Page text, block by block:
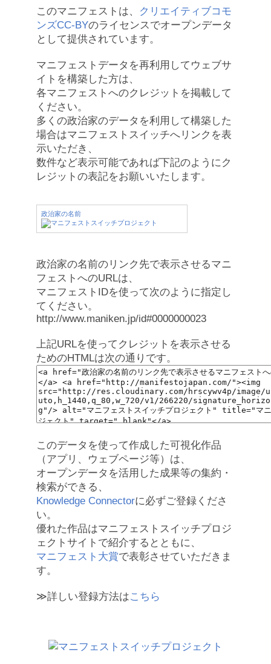
このマニフェストは、
クリエイティブコモ
ンズCC-BYのライセンスでオープンデータ
として提供されています。
マニフェストデータを再利用してウェブサ
イトを構築した方は、
各マニフェストへのクレジットを掲載して
ください。
多くの政治家のデータを利用して構築した
場合はマニフェストスイッチへリンクを表
示いただき、
数件など表示可能であれば下記のようにク
レジットの表記をお願いいたします。
政治家の名前
政治家の名前のリンク先で表示させるマニ
フェストへのURLは、
マニフェストIDを使って次のように指定し
てください。
http://www.maniken.jp/id#0000000023
上記URLを使ってクレジットを表示させる
ためのHTMLは次の通りです。
このデータを使って作成した可視化作品
（アプリ、ウェブページ等）は、
オープンデータを活用した成果等の集約・
検索ができる、
Knowledge Connectorに必ずご登録くださ
い。
優れた作品はマニフェストスイッチプロジ
ェクトサイトで紹介するとともに、
マニフェスト大賞で表彰させていただきま
す。
≫詳しい登録方法はこちら